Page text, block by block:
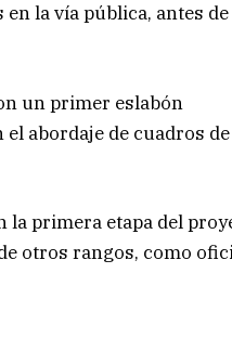
la vía pública, antes de
un primer eslabón
abordaje de cuadros de
primera etapa del
otros rangos, como